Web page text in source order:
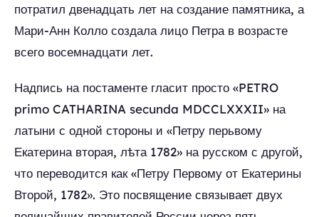
потратил двенадцать лет на создание памятника, а
Мари-Анн Колло создала лицо Петра в возрасте
всего восемнадцати лет.
Надпись на постаменте гласит просто «PETRO
primo CATHARINA secunda MDCCLXXXII» на
латыни с одной стороны и «Петру перьвому
Екатерина вторая, лѣта 1782» на русском с другой,
что переводится как «Петру Первому от Екатерины
Второй, 1782». Это посвящение связывает двух